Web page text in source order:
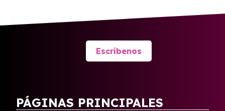
Escríbenos
PÁGINAS PRINCIPALES